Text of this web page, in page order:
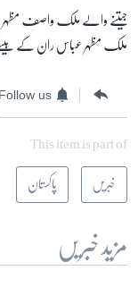
جیتنے والے ملک واصف
ملک مظہر عباس ران کے
Follow us
This item is part of
خبریں پاکستان
مزید خبریں